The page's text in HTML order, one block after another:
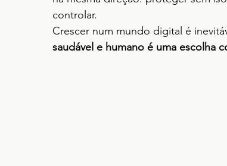
controlar.
Crescer num mundo digital é
saudável e humano é uma escolha